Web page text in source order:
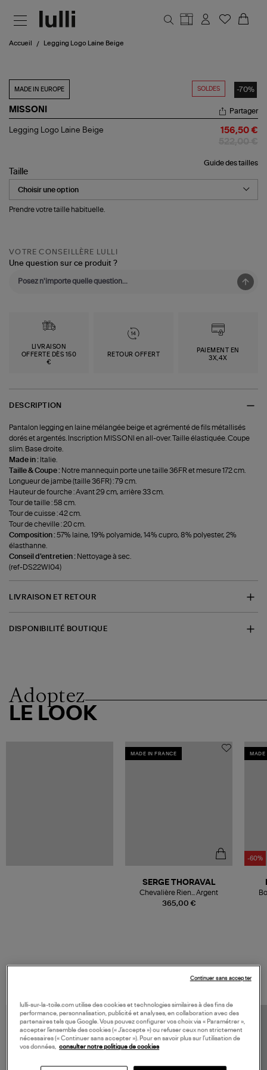
Accueil Legging Logo Laine Beige
SOLDES -70%
MADE IN EUROPE
MISSONI
Legging
Partager
Legging Logo Laine Beige 156,50 €
Guide des tailles
Taille
Prendre votre taille habituelle.
VOTRE CONSEILLÈRE LULLI
Une question sur ce produit ?
LIVRAISON
OFFERTE DÈS 150
€
RETOUR OFFERT
PAIEMENT EN
3X,4X
DESCRIPTION
Pantalon legging en laine mélangée beige et agrémenté de fils métallisés
dorés et argentés. Inscription MISSONI en all-over. Taille élastiquée. Coupe
slim. Base droite.
Made in : Italie.
Taille & Coupe : Notre mannequin porte une taille 36FR et mesure 172 cm.
Longueur de jambe (taille 36FR) : 79 cm.
Hauteur de fourche : Avant 29 cm, arrière 33 cm.
Tour de taille : 58 cm.
Tour de cuisse : 42 cm.
Tour de cheville : 20 cm.
Composition :57% laine, 19% polyamide, 14% cupro, 8% polyester, 2%
élasthanne.
Conseil d'entretien : Nettoyage à sec.
(ref-DS22WI04)
LIVRAISON ET RETOUR
DISPONIBILITÉ BOUTIQUE
Adoptez
LE LOOK
MADE IN FRANCE
365,00 €
SERGE THORAVAL
Chevalière Rien... Argent
MADE
-60%
VOS DERNIERS PRODUITS VUS
lulli-sur-la-toile.com utilise des cookies et technologies similaires à des fins de
performance, personnalisation, publicité et analyses, en collaboration avec des
partenaires tels que Google. Vous pouvez configurer vos choix via « Paramétrer »,
accepter l’ensemble des cookies (« J’accepte ») ou refuser ceux non strictement
nécessaires (« Continuer sans accepter »). Pour en savoir plus sur l’utilisation de
vos données, consulter notre politique de cookies
Continuer sans accepter